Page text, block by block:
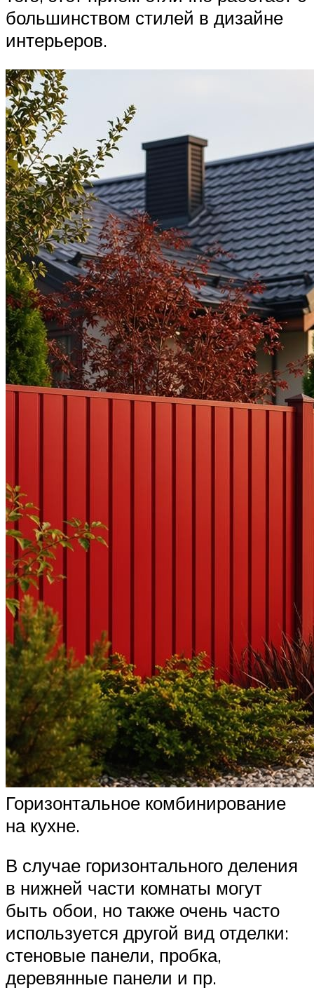
большинством стилей в дизайне
интерьеров.
Горизонтальное комбинирование
на кухне.
В случае горизонтального деления
в нижней части комнаты могут
быть обои, но также очень часто
используется другой вид отделки:
стеновые панели, пробка,
деревянные панели и пр.